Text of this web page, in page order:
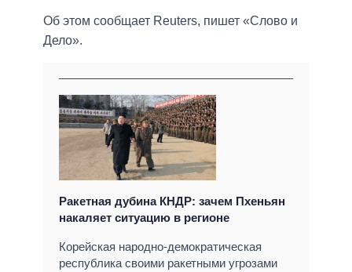
Об этом сообщает Reuters, пишет «Слово и
Дело».
Ракетная дубина КНДР: зачем Пхеньян
накаляет ситуацию в регионе
Корейская народно-демократическая
республика своими ракетными угрозами